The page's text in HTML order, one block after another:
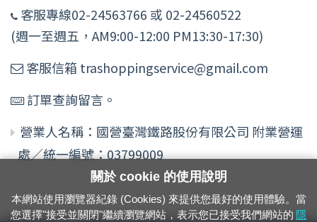
客服專線02-24563766 或 02-24560522
(週一至週五，AM9:00-12:00 PM13:30-17:30)
客服信箱 trashoppingservice@gmail.com
訂單查詢留言。
營業人名稱：國營臺灣鐵路股份有限公司 附業營運
處／統一編號：03799009
關於 cookie 的使用說明
本網站使用瀏覽器紀錄 (Cookies) 來提供您最好的使用體驗。當
您選擇"接受並關閉"繼續瀏覽網站，表示您已接受我們網站的 隱